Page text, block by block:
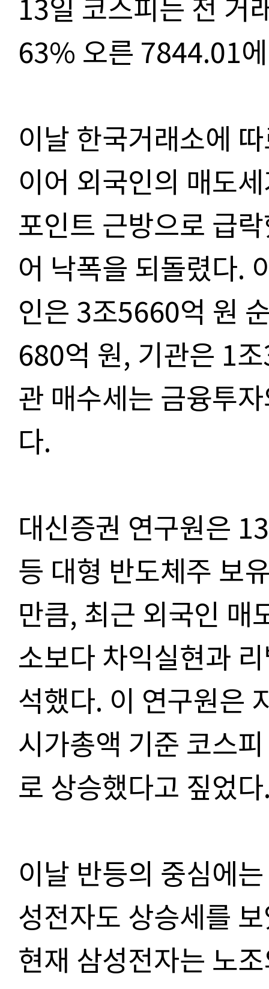
63% 오른 7844.01
이날 한국거래소에
이어 외국인의 매도
포인트 근방으로 급
어 낙폭을 되돌렸다.
인은 3조5660억 원
680억 원, 기관은 1
관 매수세는 금융투
다.
대신증권 연구원은
등 대형 반도체주 보
만큼, 최근 외국인 매
소보다 차익실현과
석했다. 이 연구원은
시가총액 기준 코스
로 상승했다고 짚었
이날 반등의 중심에
성전자도 상승세를
현재 삼성전자는 노